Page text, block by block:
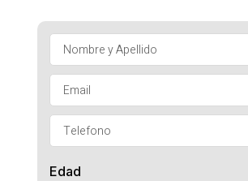
Edad